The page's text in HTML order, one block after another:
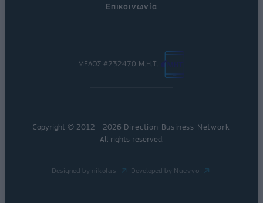
Επικοινωνία
ΜΕΛΟΣ #232470 Μ.Η.Τ.
Copyright © 2012 - 2026 Direction Business Network
All rights reserved.
Designed by nikolas Developed by Nuevvo